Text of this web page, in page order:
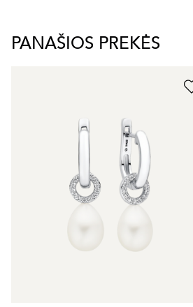
PANAŠIOS PREKĖS